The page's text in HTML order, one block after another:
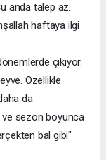
anda talep az.
haftaya ilgi
çıkıyor.
Özellikle
da
ve sezon boyunca
bal gibi"